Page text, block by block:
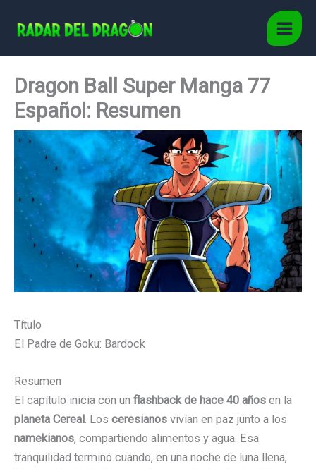
Main
Dragon Ball Super Manga 77
Español: Resumen
Título
El Padre de Goku: Bardock
Resumen
El capítulo inicia con un flashback de hace 40 años en la
planeta Cereal . Los ceresianos vivían en paz junto a los
namekianos, compartiendo alimentos y agua. Esa
tranquilidad terminó cuando, en una noche de luna llena,